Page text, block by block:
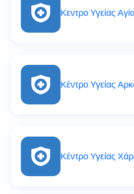
Κεντρο Υγείας
Κέντρο Υγείας
Κέντρο Υγείας